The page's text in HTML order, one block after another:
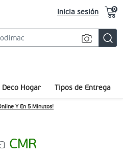
Inicia sesión 0
Deco Hogar Tipos de Entrega
Y En 5 Minutos!
CMR